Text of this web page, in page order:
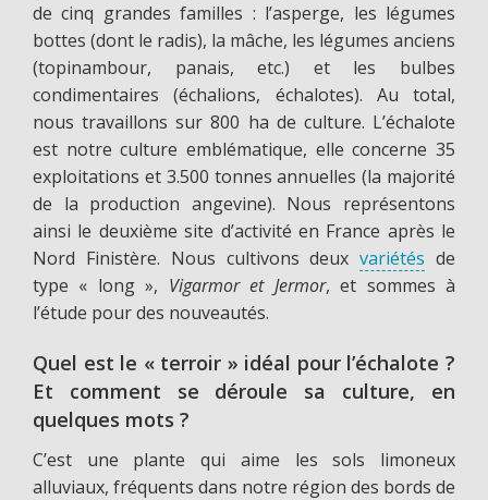
de cinq grandes familles : l’asperge, les légumes
bottes (dont le radis), la mâche, les légumes anciens
(topinambour, panais, etc.) et les bulbes
condimentaires (échalions, échalotes). Au total,
nous travaillons sur 800 ha de culture. L’échalote
est notre culture emblématique, elle concerne 35
exploitations et 3.500 tonnes annuelles (la majorité
de la production angevine). Nous représentons
ainsi le deuxième site d’activité en France après le
Nord Finistère. Nous cultivons deuxvariétés de
type « long », Vigarmor et Jermor, et sommes à
l’étude pour des nouveautés.
Quel est le « terroir » idéal pour l’échalote ?
Et comment se déroule sa culture, en
quelques mots ?
C’est une plante qui aime les sols limoneux
alluviaux, fréquents dans notre région des bords de